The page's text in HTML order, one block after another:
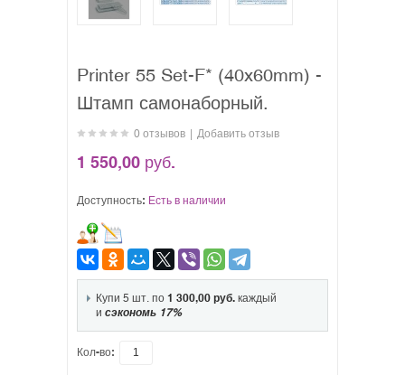
Printer 55 Set-F* (40x60mm) -
Штамп самонаборный.
0 отзывов Добавить отзыв
1 550,00 руб.
Доступность: Есть в наличии
Купи 5 шт. по 1 300,00 руб. каждый
и сэкономь 17%
Кол-во: